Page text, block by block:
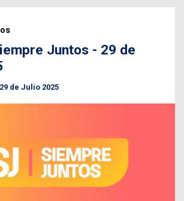
Juntos - 29 de
29 de Julio 2025